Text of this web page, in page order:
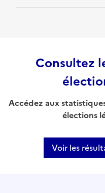
Consultez
Accédez aux
élections
Voir les